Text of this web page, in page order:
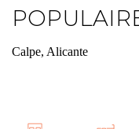
Calpe, Alicante